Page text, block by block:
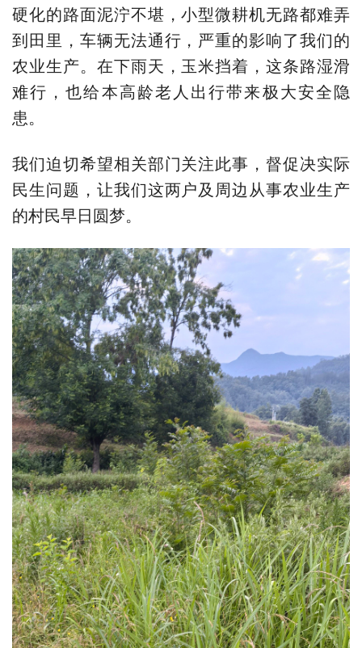
硬化的路面泥泞不堪，小型微耕机无路都难弄
到田里，车辆无法通行，严重的影响了我们的
农业生产。在下雨天，玉米挡着，这条路湿滑
难行，也给本高龄老人出行带来极大安全隐
患。
我们迫切希望相关部门关注此事，督促决实际
民生问题，让我们这两户及周边从事农业生产
的村民早日圆梦。